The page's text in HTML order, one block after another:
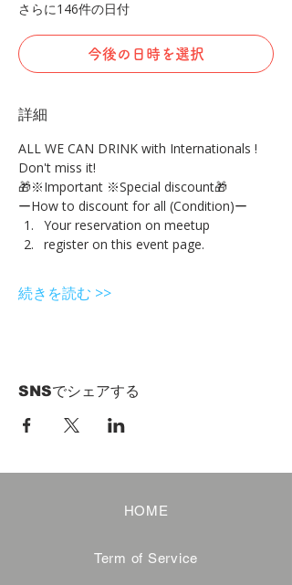
さらに146件の日付
今後の日時を選択
詳細
ALL WE CAN DRINK with Internationals !
Don't miss it!
🎁※Important ※Special discount🎁
ーHow to discount for all (Condition)ー
Your reservation on meetup
register on this event page.
続きを読む >>
SNSでシェアする
HOME
Term of Service